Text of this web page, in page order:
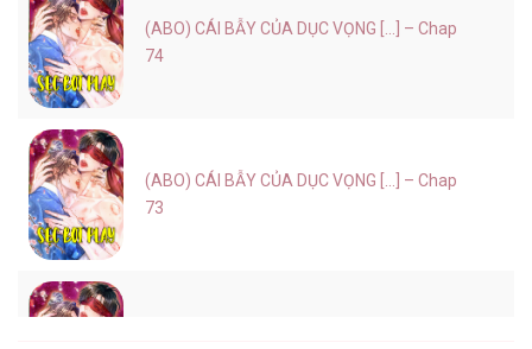
(ABO) CÁI BẪY CỦA DỤC VỌNG [...] – Chap
74
(ABO) CÁI BẪY CỦA DỤC VỌNG [...] – Chap
73